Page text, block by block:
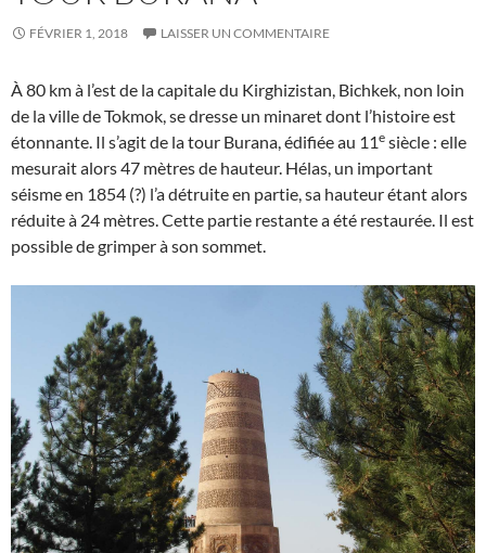
FÉVRIER 1, 2018 LAISSER UN COMMENTAIRE
À 80 km à l’est de la capitale du Kirghizistan, Bichkek, non loin
de la ville de Tokmok, se dresse un minaret dont l’histoire est
étonnante. Il s’agit de la tour Burana, édifiée au 11e siècle : elle
mesurait alors 47 mètres de hauteur. Hélas, un important
séisme en 1854 (?) l’a détruite en partie, sa hauteur étant alors
réduite à 24 mètres. Cette partie restante a été restaurée. Il est
possible de grimper à son sommet.